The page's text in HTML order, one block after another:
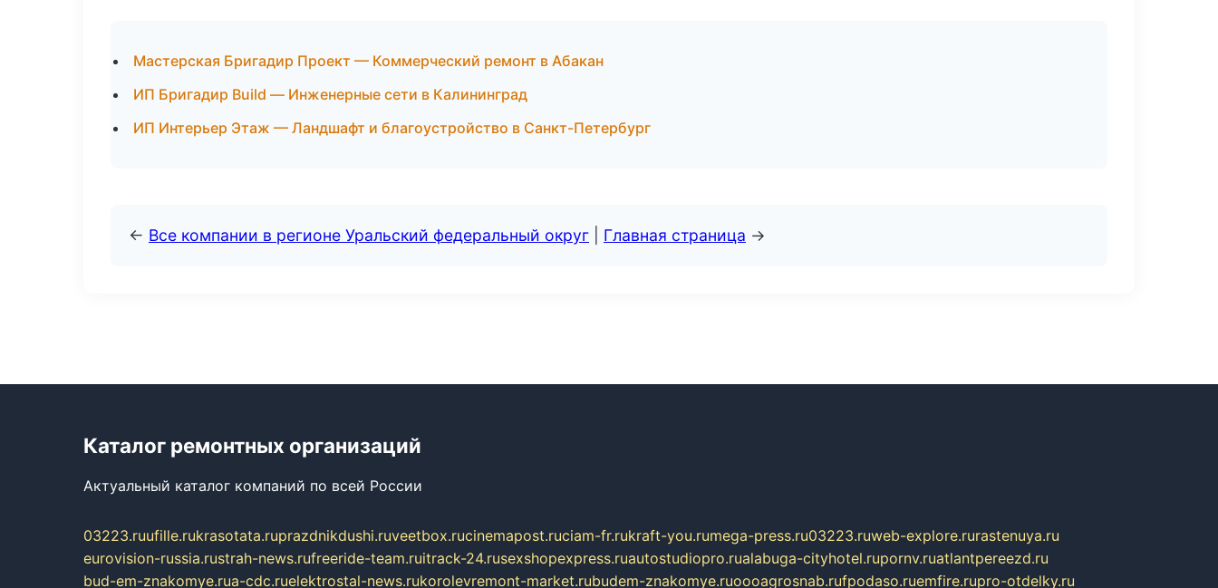
Мастерская Бригадир Проект — Коммерческий ремонт в Абакан
ИП Бригадир Build — Инженерные сети в Калининград
ИП Интерьер Этаж — Ландшафт и благоустройство в Санкт-Петербург
← Все компании в регионе Уральский федеральный округ Главная страница →
Каталог ремонтных организаций
Актуальный каталог компаний по всей России
03223.ruufille.rukrasotata.ruprazdnikdushi.ruveetbox.rucinemapost.ruciam-fr.rukraft-you.rumega-press.ru03223.ruweb-explore.rurastenuya.ru
eurovision-russia.rustrah-news.rufreeride-team.ruitrack-24.rusexshopexpress.ruautostudiopro.rualabuga-cityhotel.rupornv.ruatlantpereezd.ru
bud-em-znakomye.rua-cdc.ruelektrostal-news.rukorolevremont-market.rubudem-znakomye.ruoooagrosnab.rufpodaso.ruemfire.rupro-otdelky.ru